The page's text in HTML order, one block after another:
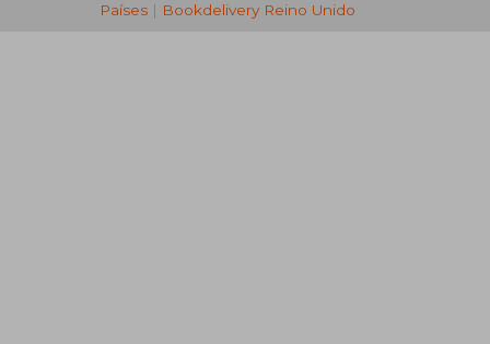
Países | Bookdelivery Reino Unido